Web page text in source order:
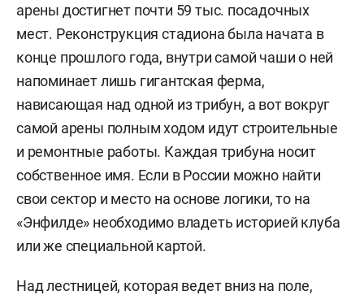
арены достигнет почти 59 тыс. посадочных
мест. Реконструкция стадиона была начата в
конце прошлого года, внутри самой чаши о ней
напоминает лишь гигантская ферма,
нависающая над одной из трибун, а вот вокруг
самой арены полным ходом идут строительные
и ремонтные работы. Каждая трибуна носит
собственное имя. Если в России можно найти
свои сектор и место на основе логики, то на
«Энфилде» необходимо владеть историей клуба
или же специальной картой.
Над лестницей, которая ведет вниз на поле,